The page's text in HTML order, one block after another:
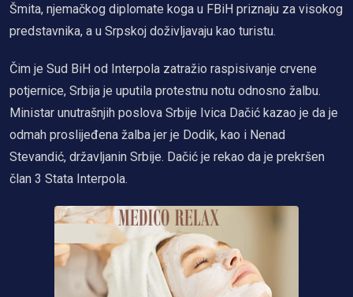
Šmita, njemačkog diplomate koga u FBiH priznaju za visokog
predstavnika, a u Srpskoj doživljavaju kao turistu.
Čim je Sud BiH od Interpola zatražio raspisivanje crvene
potjernice, Srbija je uputila protestnu notu odnosno žalbu.
Ministar unutrašnjih poslova Srbije Ivica Dačić kazao je da je
odmah proslijeđena žalba jer je Dodik, kao i Nenad
Stevandić, državljanin Srbije. Dačić je rekao da je prekršen
član 3 Stata Interpola.